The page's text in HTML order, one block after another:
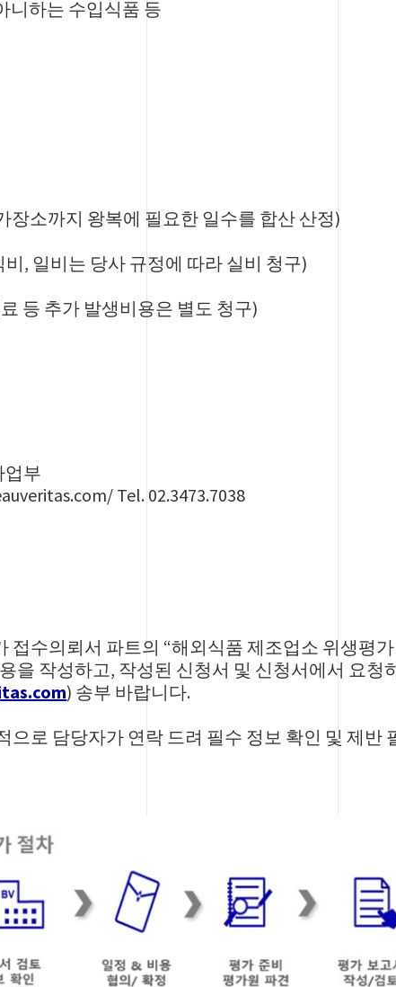
니하는 수입식품 등
장소까지 왕복에 필요한 일수를 합산 산정)
, 일비는 당사 규정에 따라 실비 청구)
등 추가 발생비용은 별도 청구)
업부
Tel. 02.3473.7038
접수의뢰서 파트의 “해외식품 제조업소 위생평가
을 작성하고, 작성된 신청서 및 신청서에서 요청
) 송부 바랍니다.
으로 담당자가 연락 드려 필수 정보 확인 및 제반